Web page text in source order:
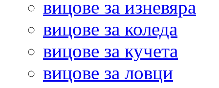
вицове за изневяра
вицове за коледа
вицове за кучета
вицове за ловци